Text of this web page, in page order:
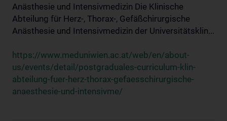
Anästhesie und Intensivmedizin Die Klinische
Abteilung für Herz-, Thorax-, Gefäßchirurgische
Anästhesie und Intensivmedizin der Universitätsklin...
https://www.meduniwien.ac.at/web/en/about-
us/events/detail/postgraduales-curriculum-klin-
abteilung-fuer-herz-thorax-gefaesschirurgische-
anaesthesie-und-intensivme/